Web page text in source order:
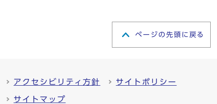
ページの先頭に戻る
アクセシビリティ方針 サイトポリシー
サイトマップ